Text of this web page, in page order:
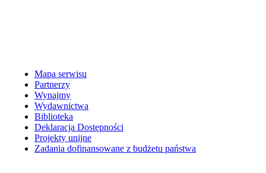
Mapa serwisu
Partnerzy
Wynajmy
Wydawnictwa
Biblioteka
Deklaracja Dostępności
Projekty unijne
Zadania dofinansowane z budżetu państwa